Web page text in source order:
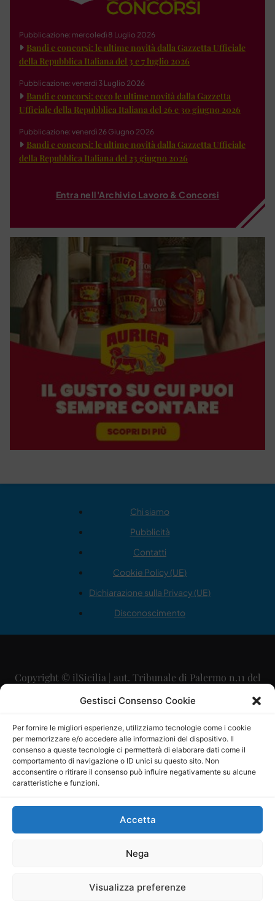
Gestisci Consenso Cookie
Per fornire le migliori esperienze, utilizziamo tecnologie come i cookie
per memorizzare e/o accedere alle informazioni del dispositivo. Il
consenso a queste tecnologie ci permetterà di elaborare dati come il
comportamento di navigazione o ID unici su questo sito. Non
acconsentire o ritirare il consenso può influire negativamente su alcune
caratteristiche e funzioni.
Accetta
Nega
Visualizza preferenze
Pubblicazione: mercoledì 8 Luglio 2026
Bandi e concorsi: le ultime novità dalla Gazzetta Ufficiale
della Repubblica Italiana del 3 e 7 luglio 2026
Pubblicazione: venerdì 3 Luglio 2026
Bandi e concorsi: ecco le ultime novità dalla Gazzetta
Ufficiale della Repubblica Italiana del 26 e 30 giugno 2026
Pubblicazione: venerdì 26 Giugno 2026
Bandi e concorsi: le ultime novità dalla Gazzetta Ufficiale
della Repubblica Italiana del 23 giugno 2026
Entra nell'Archivio Lavoro & Concorsi
Chi siamo
Pubblicità
Contatti
Cookie Policy (UE)
Dichiarazione sulla Privacy (UE)
Disconoscimento
Copyright © ilSicilia | aut. Tribunale di Palermo n.11 del
29/09/2015
Direttore Editoriale: Maurizio Scaglione
Direttore Responsabile: Maria Calabrese
P.IVA: 06334930820
Mercurio Comunicazione Società Cooperativa a r.l. è
iscritta al Registro degli Operatori di Comunicazione al
Sito gestito daLa Digitale srl–info@ladigitale.it